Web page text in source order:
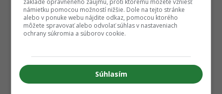
základe oprávneného záujmu, proti ktorému môžete vzniesť
námietku pomocou možností nižšie. Dole na tejto stránke
alebo v ponuke webu nájdite odkaz, pomocou ktorého
môžete spravovať alebo odvolať súhlas v nastaveniach
ochrany súkromia a súborov cookie.
Súhlasím